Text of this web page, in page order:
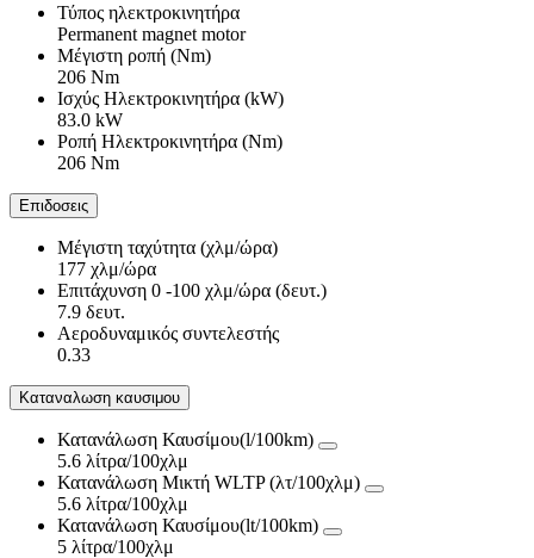
Τύπος ηλεκτροκινητήρα
Permanent magnet motor
Μέγιστη ροπή (Nm)
206 Nm
Ισχύς Ηλεκτροκινητήρα (kW)
83.0 kW
Ροπή Ηλεκτροκινητήρα (Nm)
206 Nm
Επιδοσεις
Μέγιστη ταχύτητα (χλμ/ώρα)
177 χλμ/ώρα
Επιτάχυνση 0 -100 χλμ/ώρα (δευτ.)
7.9 δευτ.
Αεροδυναμικός συντελεστής
0.33
Καταναλωση καυσιμου
Κατανάλωση Καυσίμου(l/100km)
5.6 λίτρα/100χλμ
Κατανάλωση Μικτή WLTP (λτ/100χλμ)
5.6 λίτρα/100χλμ
Κατανάλωση Καυσίμου(lt/100km)
5 λίτρα/100χλμ